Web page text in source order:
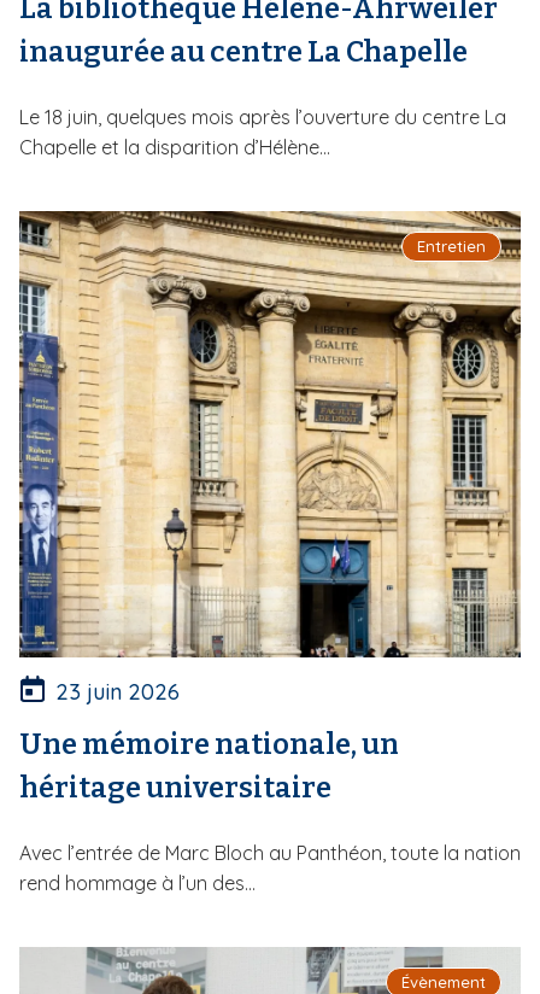
La bibliothèque Hélène-Ahrweiler
inaugurée au centre La Chapelle
Le 18 juin, quelques mois après l’ouverture du centre La
Chapelle et la disparition d’Hélène...
Entretien
23 juin 2026
Une mémoire nationale, un
héritage universitaire
Avec l’entrée de Marc Bloch au Panthéon, toute la nation
rend hommage à l’un des...
Évènement